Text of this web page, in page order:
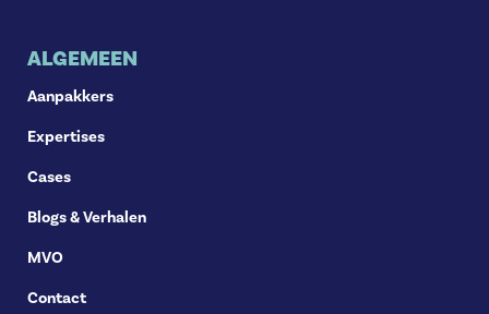
ALGEMEEN
Aanpakkers
Expertises
Cases
Blogs & Verhalen
MVO
Contact